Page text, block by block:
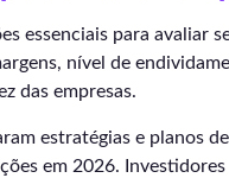
essenciais para avaliar
nível de
das empresas.
estratégias e planos
em 2026. Investidores